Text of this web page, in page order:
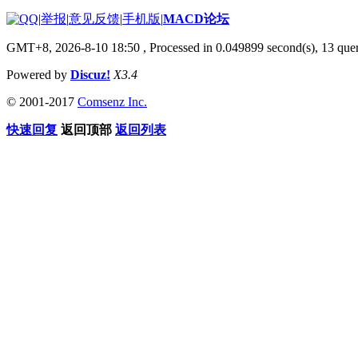
|举报|意见反馈|手机版|MACD论坛
GMT+8, 2026-8-10 18:50 , Processed in 0.049899 second(s), 13
Powered by Discuz! X3.4
© 2001-2017 Comsenz Inc.
快速回复 返回顶部 返回列表